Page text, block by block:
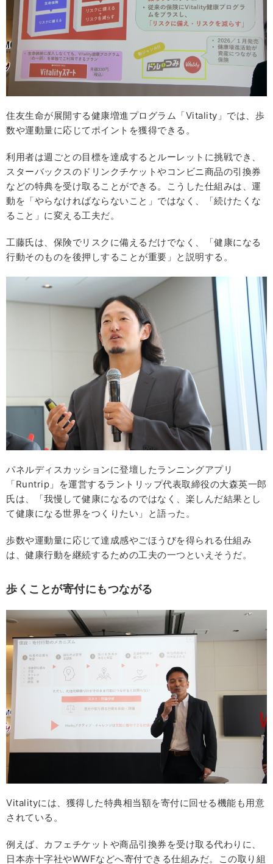
住友生命が展開する健康増進プログラム「Vitality」では、歩
数や運動量に応じてポイントを獲得できる。
利用者は週ごとの目標を達成するとルーレットに挑戦でき、
スターバックスのドリンクチケットやコンビニ商品の引換券
などの特典を受け取ることができる。こうした仕組みは、運
動を「やらなければならないこと」ではなく、「続けたくな
ること」に変える工夫だ。
工藤氏は、保険でリスクに備えるだけでなく、「健康になる
行動そのものを後押しすることが重要」と説明する。
パネルディスカッションに登壇したランニングアプリ
「Runtrip」を運営するラントリップ代表取締役の大森英一郎
氏は、「我慢して健康になるのではなく、楽しんだ結果とし
て健康になる世界をつくりたい」と語った。
歩数や運動量に応じて達成感やごほうびを得られる仕組み
は、健康行動を継続するための工夫の一つといえそうだ。
歩くことが寄付にもつながる
Vitalityには、獲得した特典相当額を寄付に回せる機能も用意
されている。
例えば、カフェチケットや商品引換券を受け取る代わりに、
日本赤十字社やWWFなどへ寄付できる仕組みだ。この取り組